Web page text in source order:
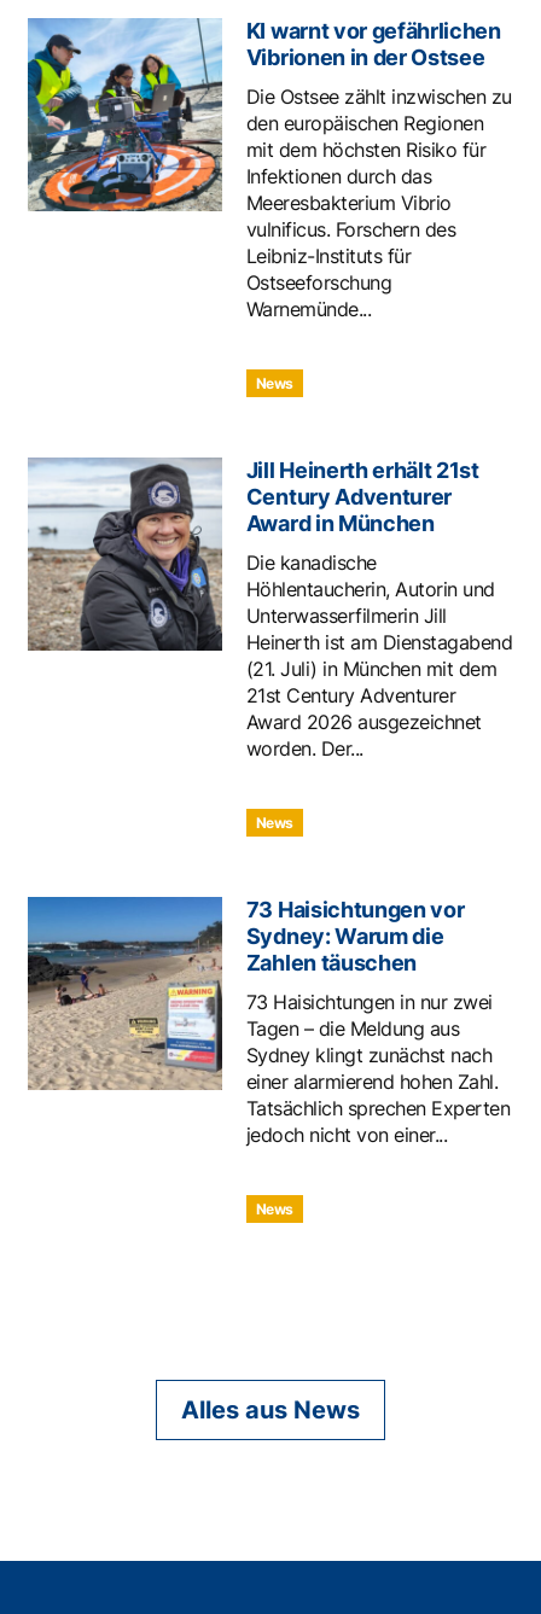
KI warnt vor gefährlichen
Vibrionen in der Ostsee
Die Ostsee zählt inzwischen zu
den europäischen Regionen
mit dem höchsten Risiko für
Infektionen durch das
Meeresbakterium Vibrio
vulnificus. Forschern des
Leibniz-Instituts für
Ostseeforschung
Warnemünde...
News
Jill Heinerth erhält 21st
Century Adventurer
Award in München
Die kanadische
Höhlentaucherin, Autorin und
Unterwasserfilmerin Jill
Heinerth ist am Dienstagabend
(21. Juli) in München mit dem
21st Century Adventurer
Award 2026 ausgezeichnet
worden. Der...
News
73 Haisichtungen vor
Sydney: Warum die
Zahlen täuschen
73 Haisichtungen in nur zwei
Tagen – die Meldung aus
Sydney klingt zunächst nach
einer alarmierend hohen Zahl.
Tatsächlich sprechen Experten
jedoch nicht von einer...
News
Alles aus News